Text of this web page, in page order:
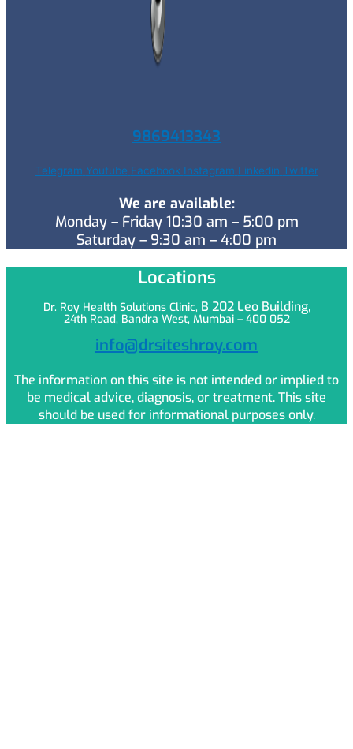
9869413343
Telegram Youtube Facebook Instagram Linkedin Twitter
We are available:
Monday – Friday 10:30 am – 5:00 pm
Saturday – 9:30 am – 4:00 pm
Locations
Dr. Roy Health Solutions Clinic, B 202 Leo Building,
24th Road, Bandra West, Mumbai – 400 052
info@drsiteshroy.com
The information on this site is not intended or implied to
be medical advice, diagnosis, or treatment. This site
should be used for informational purposes only.